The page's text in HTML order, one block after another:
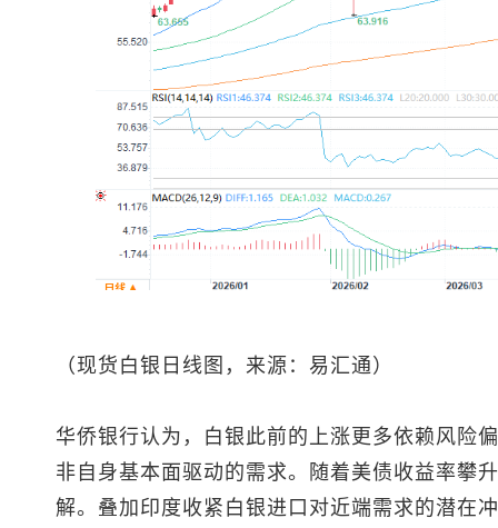
（现货白银 日线图，来源：易汇通）
华侨银行认为，白银此前的上涨更多依赖风险
非自身基本面驱动的需求。随着美债收益率攀
解。叠加印度收紧白银进口对近端需求的潜在